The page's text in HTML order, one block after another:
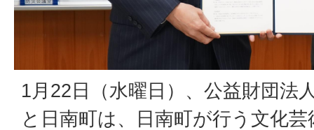
1月22日（水曜日）、公益財団法
と日南町は、日南町が行う文化芸